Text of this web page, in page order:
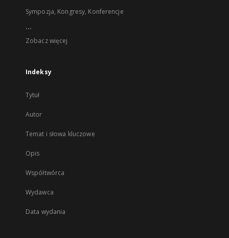
Sympozja, Kongresy, Konferencje
...
Zobacz więcej
Indeksy
Tytuł
Autor
Temat i słowa kluczowe
Opis
Współtwórca
Wydawca
Data wydania